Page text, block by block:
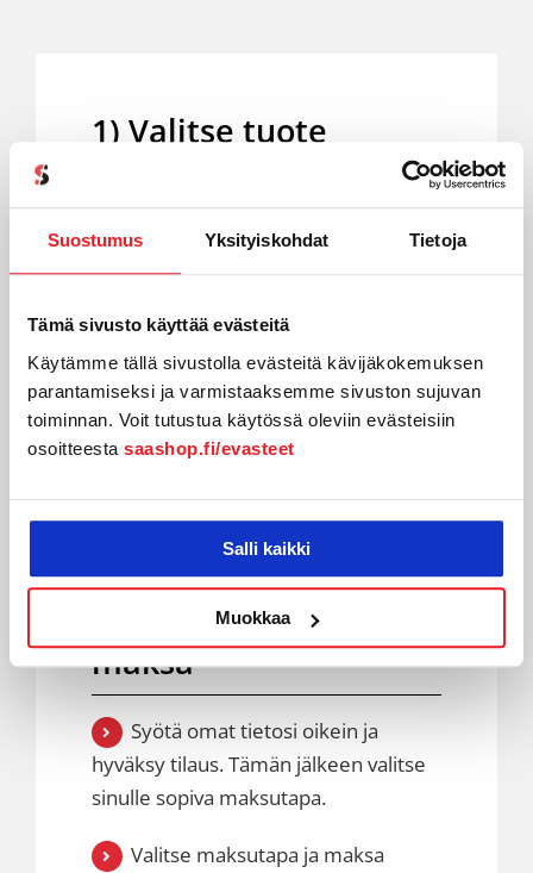
Suostumus Yksityiskohdat Tietoja
Tämä sivusto käyttää evästeitä
Käytämme tällä sivustolla evästeitä kävijäkokemuksen
parantamiseksi ja varmistaaksemme sivuston sujuvan
toiminnan. Voit tutustua käytössä oleviin evästeisiin
osoitteesta saashop.fi/evasteet
Salli kaikki
Muokkaa
1) Valitse tuote
liittyvät valinnat kaupan
ostovaiheessa. Näitä voivat olla
ominaisuudet.
Suositus:Kysy asiakaspalvelusta jos
et ole varma mikä versio sopii sinulle.
2) Hyväksy tilaus ja
maksa
Syötä omat tietosi oikein ja
hyväksy tilaus. Tämän jälkeen valitse
sinulle sopiva maksutapa.
Valitse maksutapa ja maksa